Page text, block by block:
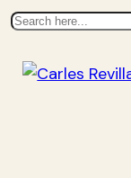
Search